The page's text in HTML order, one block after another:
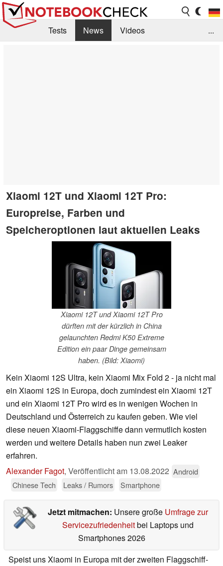
Tests News
Videos
...
Xiaomi 12T und Xiaomi 12T Pro:
Europreise, Farben und
Speicheroptionen laut aktuellen Leaks
Xiaomi 12T und Xiaomi 12T Pro
dürften mit der kürzlich in China
gelaunchten Redmi K50 Extreme
Edition ein paar Dinge gemeinsam
haben. (Bild: Xiaomi)
Kein Xiaomi 12S Ultra, kein Xiaomi Mix Fold 2 - ja nicht mal
ein Xiaomi 12S in Europa, doch zumindest ein Xiaomi 12T
und ein Xiaomi 12T Pro wird es in wenigen Wochen in
Deutschland und Österreich zu kaufen geben. Wie viel
diese neuen Xiaomi-Flaggschiffe dann vermutlich kosten
werden und weitere Details haben nun zwei Leaker
erfahren.
Alexander Fagot, Veröffentlicht am 13.08.2022 Android
Chinese Tech
Leaks / Rumors Smartphone
Jetzt mitmachen: Unsere große Umfrage zur
Servicezufriedenheitbei Laptops und
Smartphones 2026
Speist uns Xiaomi in Europa mit der zweiten Flaggschiff-